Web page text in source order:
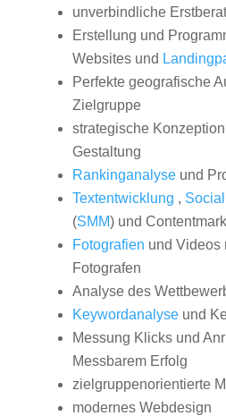
unverbindliche
Erstellung und
Websites und
Perfekte geografische
Zielgruppe
strategische
Gestaltung
Rankinganalyseund
Textentwicklung ,
(SMM) und
Fotografien und Videos
Fotografen
Analyse des
Keywordanalyseund
Messung Klicks und
Messbarem Erfolg
zielgruppenorientierte
modernes Webdesign